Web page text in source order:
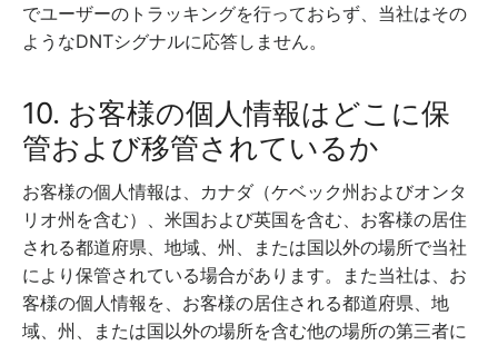
でユーザーのトラッキングを行っておらず、当社はその
ようなDNTシグナルに応答しません。
10. お客様の個人情報はどこに保
管および移管されているか
お客様の個人情報は、カナダ（ケベック州およびオンタ
リオ州を含む）、米国および英国を含む、お客様の居住
される都道府県、地域、州、または国以外の場所で当社
により保管されている場合があります。また当社は、お
客様の個人情報を、お客様の居住される都道府県、地
域、州、または国以外の場所を含む他の場所の第三者に